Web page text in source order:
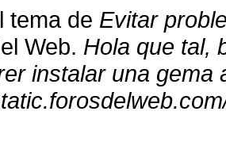
tema de Evitar
Web. Hola que tal,
instalar una